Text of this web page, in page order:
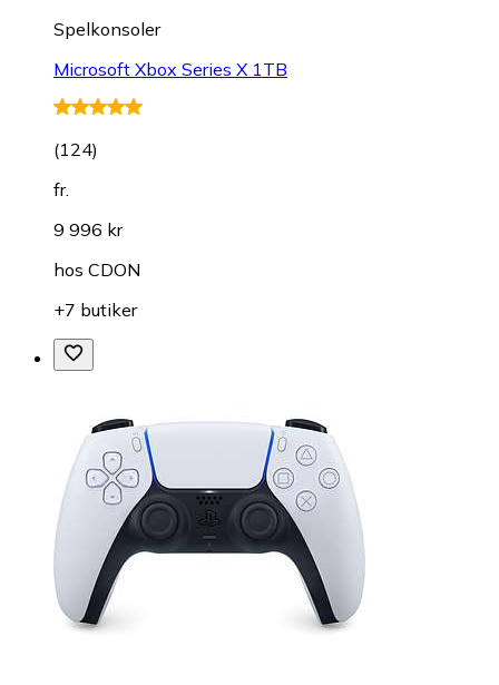
Spelkonsoler
Microsoft Xbox Series X 1TB
(124)
fr.
9 996 kr
hos CDON
+7 butiker